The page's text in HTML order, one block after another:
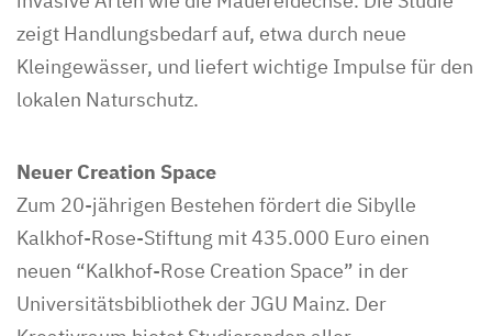
zeigt Handlungsbedarf auf, etwa durch neue
Kleingewässer, und liefert wichtige Impulse für den
lokalen Naturschutz.
Neuer Creation Space
Zum 20-jährigen Bestehen fördert die Sibylle
Kalkhof-Rose-Stiftung mit 435.000 Euro einen
neuen “Kalkhof-Rose Creation Space” in der
Universitätsbibliothek der JGU Mainz. Der